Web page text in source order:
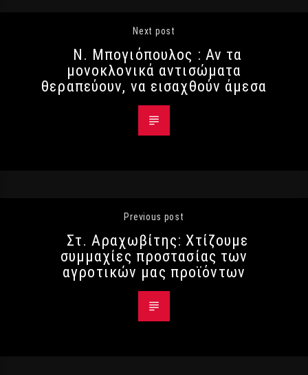
Next post
Ν. Μπογιόπουλος : Αν τα
μονοκλονικά αντισώματα
θεραπεύουν, να εισαχθούν άμεσα
Previous post
Στ. Αραχωβίτης: Χτίζουμε
συμμαχίες προστασίας των
αγροτικών μας προϊόντων